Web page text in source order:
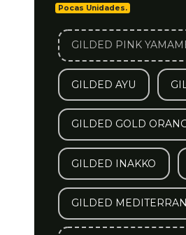
Pocas Unidades.
GILDED PINK
GILDED AYU
GILDED GOLD
GILDED INAKKO
GILDED